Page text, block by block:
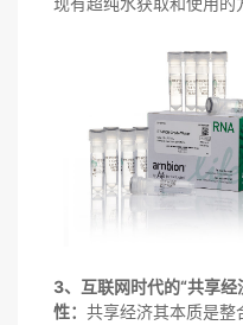
3、互联网时代的“共享
性： 共享经济其本质是整